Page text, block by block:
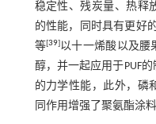
稳定性、残炭量、热释
的性能，同时具有更好
等[39]以十一烯酸以及腰
醇，并一起应用于PUF
的力学性能，此外，磷
同作用增强了聚氨酯涂